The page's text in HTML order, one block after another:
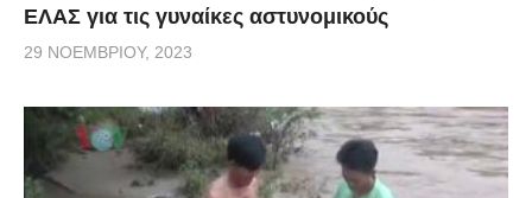
ΕΛΑΣ για τις γυναίκες αστυνομικούς
29 ΝΟΕΜΒΡΊΟΥ, 2023